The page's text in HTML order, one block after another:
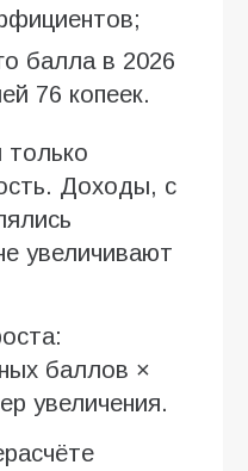
балла в 2026
76 копеек.
только
Доходы, с
увеличивают
баллов ×
увеличения.